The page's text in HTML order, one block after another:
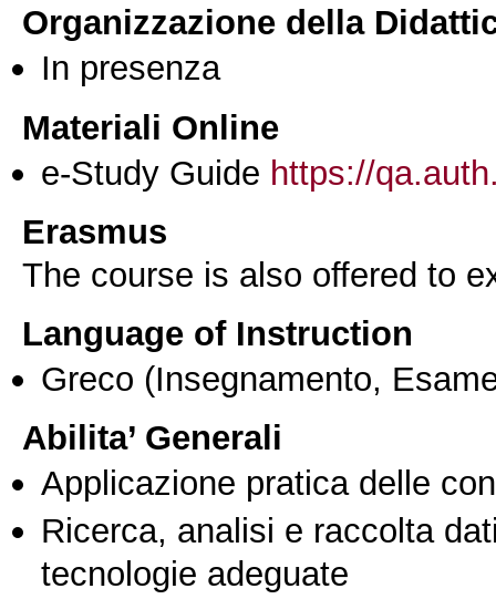
Organizzazione della
In presenza
Materiali Online
e-Study Guide https://
Erasmus
The course is also offered to
Language of Instruction
Greco (Insegnamento,
Abilita’ Generali
Applicazione pratica delle
Ricerca, analisi e raccolta
tecnologie adeguate